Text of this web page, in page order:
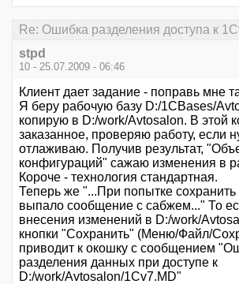
Re: Ошибка разделения доступа к
stpd
10 - 25.07.2009 - 06:46
Клиент дает задание - поправь мне
Я беру рабочую базу D:/1CBases/
копирую в D:/work/Avtosalon. В этой
заказанное, проверяю работу, если
отлаживаю. Получив результат,
конфигураций" сажаю изменения в
Короче - технология стандартная.
Теперь же "...При попытке
выпало сообщение с сабжем..." То
внесения изменений в D:/work/
кнопки "Сохранить" (Меню/Файл/
приводит к окошку с сообщением
разделения данных при доступе к
D:/work/Avtosalon/1Cv7.MD"